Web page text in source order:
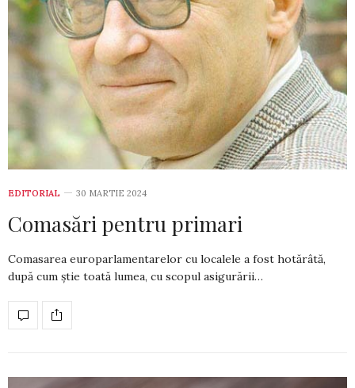
EDITORIAL 30 MARTIE 2024
Comasări pentru primari
Comasarea europarlamentarelor cu localele a fost hotărâtă,
după cum ştie toată lumea, cu scopul asigurării…